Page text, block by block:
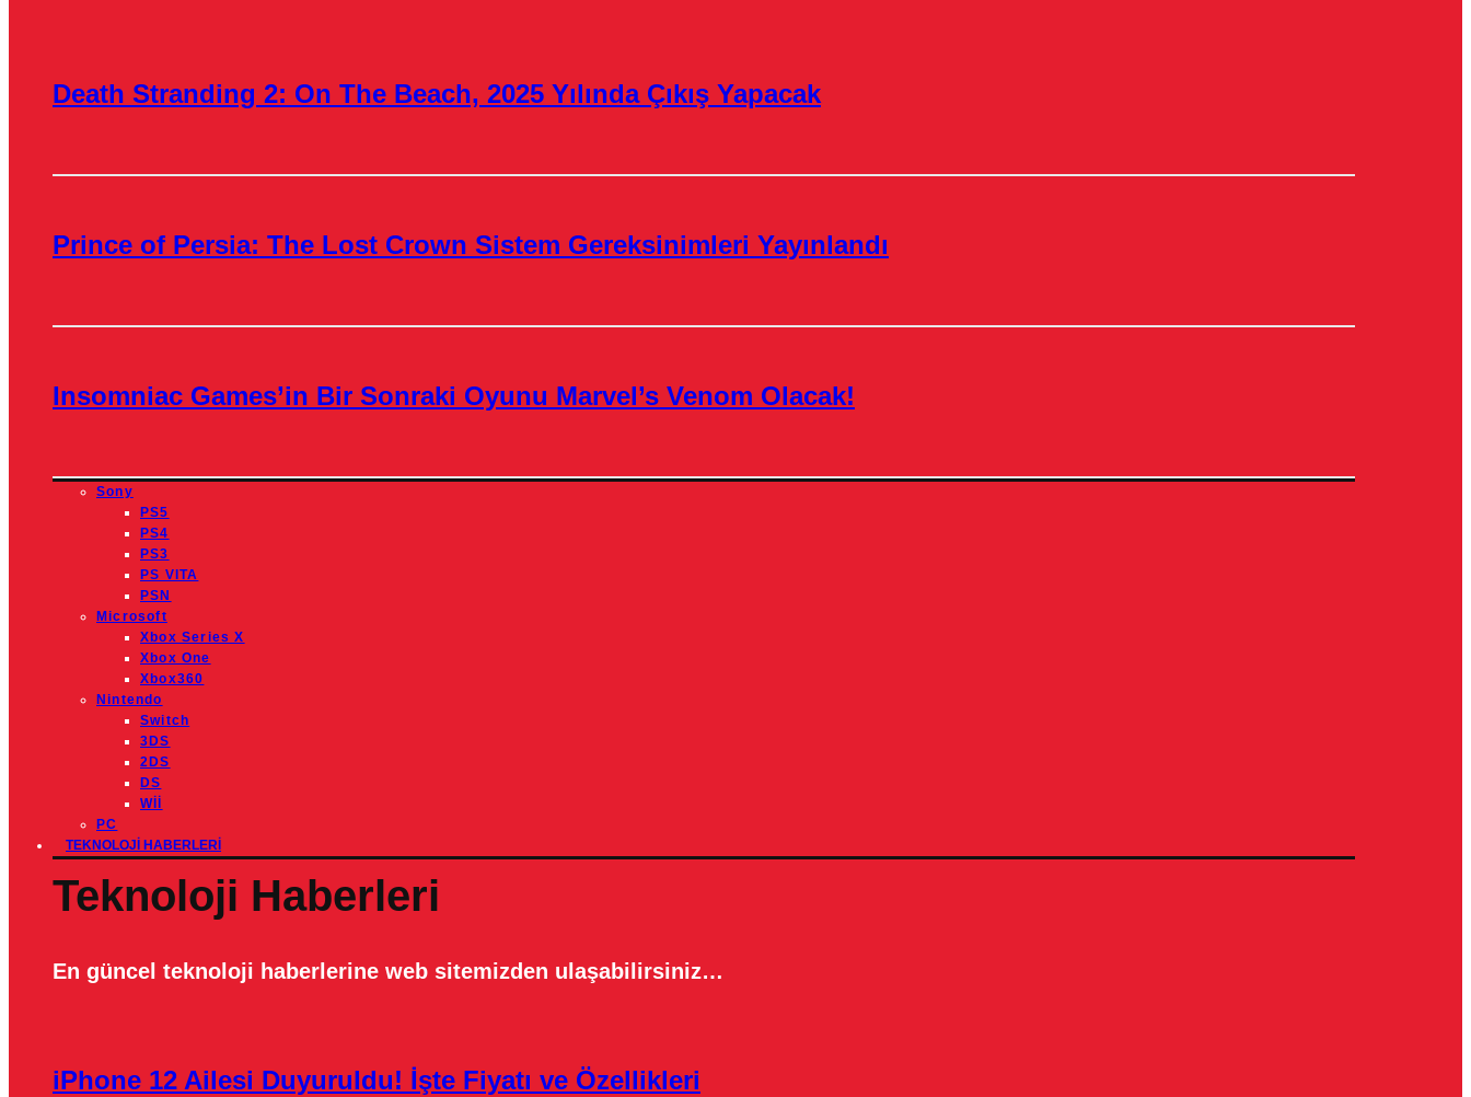
Death Stranding 2: On The Beach, 2025 Yılında Çıkış Yapacak
Prince of Persia: The Lost Crown Sistem Gereksinimleri Yayınlandı
Insomniac Games’in Bir Sonraki Oyunu Marvel’s Venom Olacak!
Sony
PS5
PS4
PS3
PS VITA
PSN
Microsoft
Xbox Series X
Xbox One
Xbox360
Nintendo
Switch
3DS
2DS
DS
Wİİ
PC
TEKNOLOJI HABERLERI
Teknoloji Haberleri
En güncel teknoloji haberlerine web sitemizden ulaşabilirsiniz…
iPhone 12 Ailesi Duyuruldu! İşte Fiyatı ve Özellikleri